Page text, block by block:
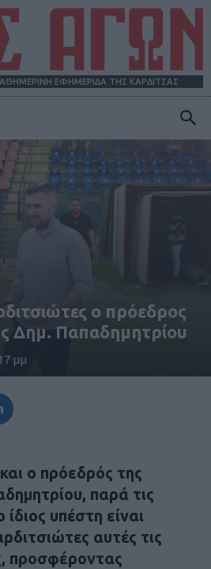
ΕΦΗΜΕΡΙΔΑ ΤΗΣ ΚΑΡΔΙΤΣΑΣ
ΑΓΩΝ
ο πρόεδρος
Δημ. Παπαδημητρίου
μμ
ο πρόεδρός της
παρά τις
ίδιος υπέστη είναι
αυτές τις
προσφέροντας